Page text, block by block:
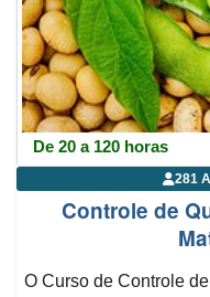
De 20 a 120 horas
281
Controle de
O Curso de Controle